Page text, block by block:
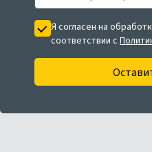
Я согласен на
соответствии с